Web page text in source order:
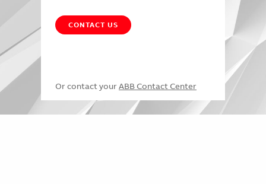
CONTACT US
Or contact your ABB Contact Center